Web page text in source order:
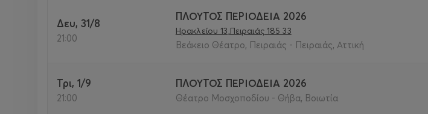
Δευ, 31/8
21:00
ΠΛΟΥΤΟΣ ΠΕΡΙΟΔΕΙΑ 2026
Ηρακλείου 13,Πειραιάς 185 33
Βεάκειο Θέατρο, Πειραιάς - Πειραιάς, Αττική
Τρι, 1/9
21:00
ΠΛΟΥΤΟΣ ΠΕΡΙΟΔΕΙΑ 2026
Θέατρο Μοσχοποδίου - Θήβα, Βοιωτία